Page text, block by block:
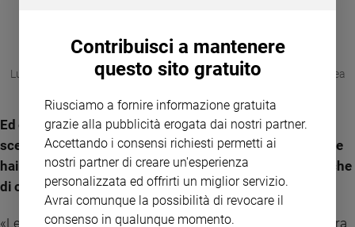
Ludovica Ciaschetti ,Amanda Campana, Alice Ann Edogamhe , Andrea
Ed è stato mentre studiavi all’Accademia che sei stata
scelta per il ruolo di Elisa Claps. Da giovane donna, come
hai vissuto quella terribile vicenda di violenza, fatta anche
di omissioni e coperture?
«Le domande che mi pongo sono sempre tante. Nella nostra
Contribuisci a mantenere
questo sito gratuito
Riusciamo a fornire informazione gratuita
grazie alla pubblicità erogata dai nostri partner.
Accettando i consensi richiesti permetti ai
nostri partner di creare un'esperienza
personalizzata ed offrirti un miglior servizio.
Avrai comunque la possibilità di revocare il
consenso in qualunque momento.